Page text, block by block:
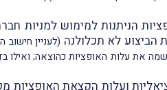
(לעניין
בחשבונאות ורשמה את עלות האופציות